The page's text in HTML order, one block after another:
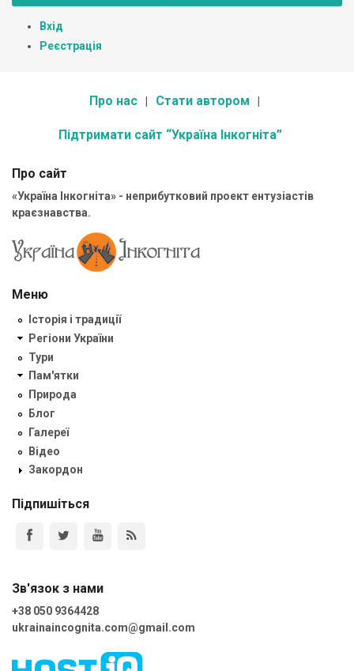
Вхід
Реєстрація
Про нас Стати автором
Підтримати сайт “Україна Інкогніта”
Про сайт
«Україна Інкогніта» - неприбутковий проект ентузіастів
краєзнавства.
Меню
Історія і традиції
Регіони України
Тури
Пам'ятки
Природа
Блог
Галереї
Відео
Закордон
Підпишіться
Зв'язок з нами
+38 050 9364428
ukrainaincognita.com@gmail.com